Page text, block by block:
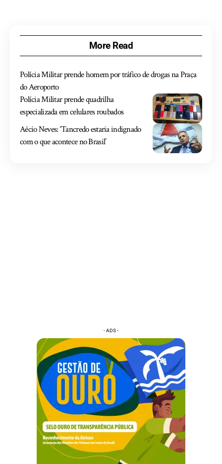
More Read
Polícia Militar prende homem por tráfico de drogas na Praça
do Aeroporto
Polícia Militar prende quadrilha
especializada em celulares roubados
Aécio Neves: ‘Tancredo estaria indignado
com o que acontece no Brasil’
- ADS -